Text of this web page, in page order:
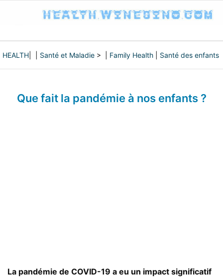
HEALTH Santé et Maladie > | Family Health Santé des enfants
Que fait la pandémie à nos enfants ?
La pandémie de COVID-19 a eu un impact significatif